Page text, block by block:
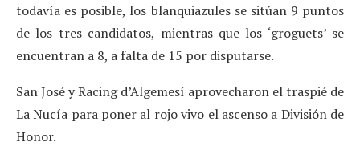
todavía es posible, los blanquiazules se sitúan 9 puntos
de los tres candidatos, mientras que los ‘groguets’ se
encuentran a 8, a falta de 15 por disputarse.
San José y Racing d’Algemesí aprovecharon el traspié de
La Nucía para poner al rojo vivo el ascenso a División de
Honor.